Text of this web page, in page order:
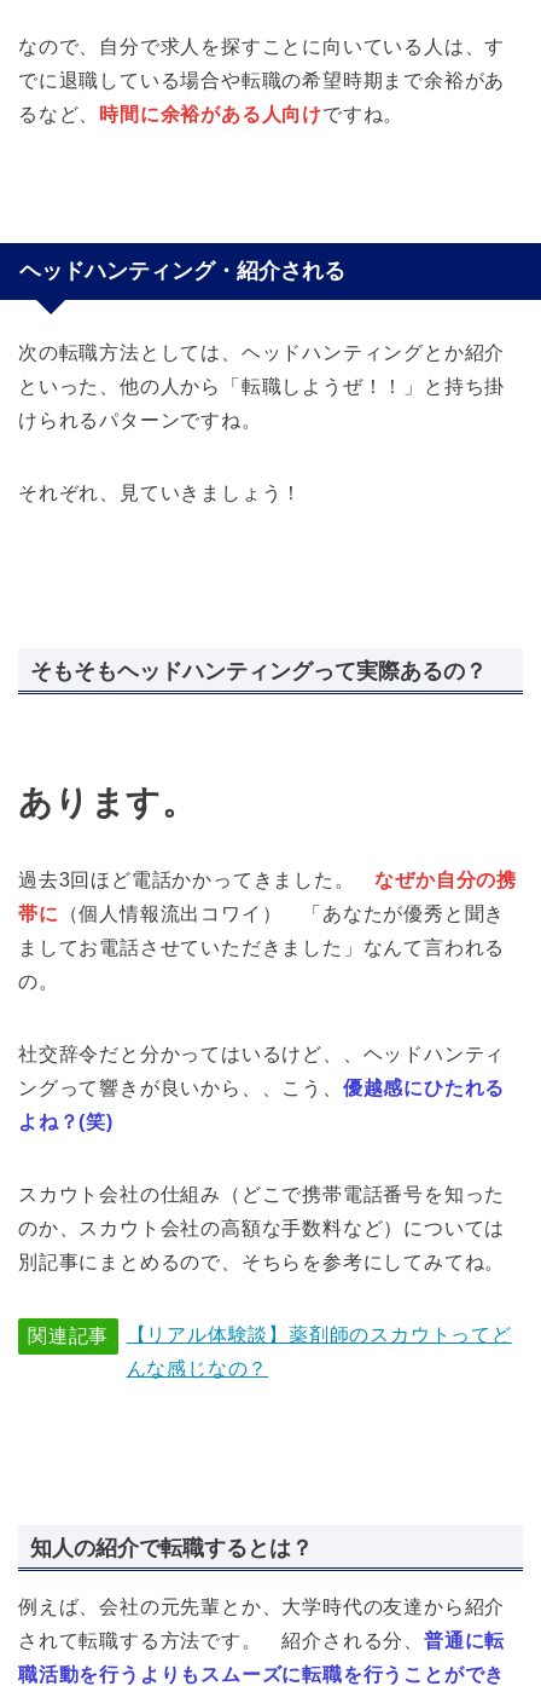
なので、自分で求人を探すことに向いている人は、す
でに退職している場合や転職の希望時期まで余裕があ
るなど、
時間に余裕がある人向けですね。
ヘッドハンティング・紹介される
次の転職方法としては、ヘッドハンティングとか紹介
といった、他の人から「転職しようぜ！！」と持ち掛
けられるパターンですね。
それぞれ、見ていきましょう！
そもそもヘッドハンティングって実際あるの？
あります。
過去3回ほど電話かかってきました。なぜか自分の携
帯に （個人情報流出コワイ） 「あなたが優秀と聞き
ましてお電話させていただきました」なんて言われる
の。
社交辞令だと分かってはいるけど、、ヘッドハンティ
ングって響きが良いから、、こう、 優越感にひたれる
よね？(笑)
スカウト会社の仕組み（どこで携帯電話番号を知った
のか、スカウト会社の高額な手数料など）については
別記事にまとめるので、そちらを参考にしてみてね。
関連記事
【リアル体験談】薬剤師のスカウトってど
んな感じなの？
知人の紹介で転職するとは？
例えば、会社の元先輩とか、大学時代の友達から紹介
されて転職する方法です。 紹介される分、 普通に転
職活動を行うよりもスムーズに転職を行うことができ